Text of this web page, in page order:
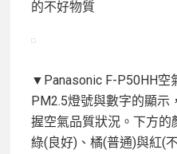
的不好物質
▼Panasonic F-P50HH空
PM2.5燈號與數字的顯示
握空氣品質狀況。下方的
綠(良好)、橘(普通)與紅(